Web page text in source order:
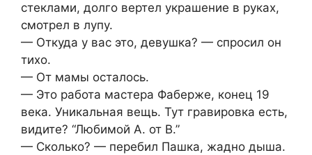
стеклами, долго вертел украшение в руках,
смотрел в лупу.
— Откуда у вас это, девушка? — спросил он
тихо.
— От мамы осталось.
— Это работа мастера Фаберже, конец 19
века. Уникальная вещь. Тут гравировка есть,
видите? “Любимой А. от В.”
— Сколько? — перебил Пашка, жадно дыша.